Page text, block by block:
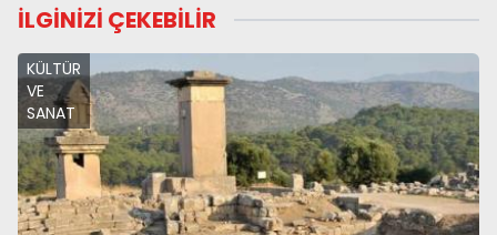
İLGİNİZİ ÇEKEBİLİR
KÜLTÜR
VE
SANAT